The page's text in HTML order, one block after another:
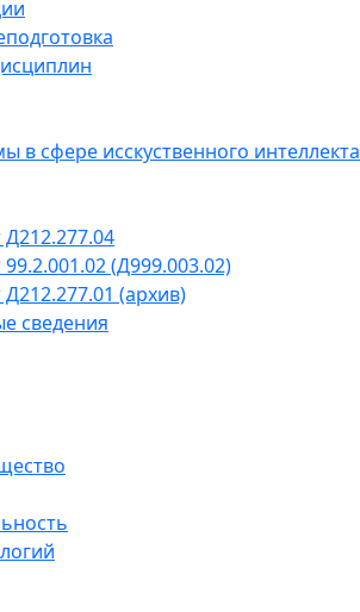
сфере исскуственного интеллекта
(Д999.003.02)
(архив)
сведения